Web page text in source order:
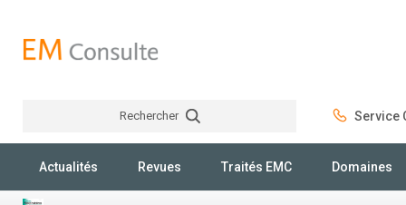
Rechercher Service
Actualités Revues Traités EMC Domaines